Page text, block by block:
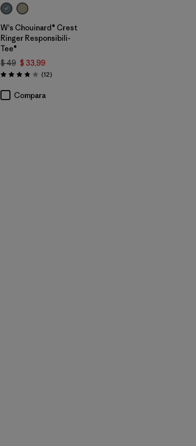
W's Chouinard® Crest
Ringer Responsibili-
Tee®
$ 49 $ 33,99
Valoración: 3.8 / 5
(12Comentarios
)
Compara